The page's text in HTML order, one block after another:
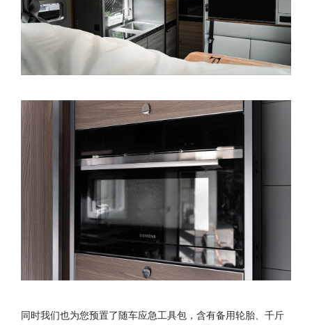
同时我们也为您预置了随车应急工具包，含有备用轮胎、千斤